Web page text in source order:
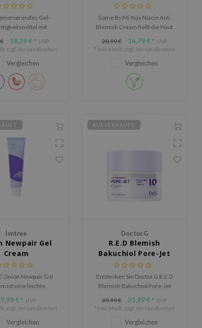
Gel-
mit
Haut zu beruhigen
18,39 € * UVP
zzgl. Versandkosten
Vergleichen
Some By Mi Yuja Niacin Anti
Blemish Cream hellt die Haut
gleicht den Hautton mit Yuja-
20,99 € 16,79 € * UVP
* Inkl. MwSt. zzgl. Versandkosten
Vergleichen
Isntree
Newpair Gel
Cream
Onion Newpair Gel
ist eine leichte
beruhigt und die
unterstützt.
€ * UVP
zzgl. Versandkosten
Vergleichen
AUSVERKAUFT
Doctor.G
R.E.D Blemish
Bakuchiol Pore-Jet
Cream
Entdecken Sie Doctor.G R.E.D
Blemish Bakuchiol Pore-Jet
empfindliche und zu
Sie spendet Feuchtigkeit,
39,99 € 31,99 € * UVP
* Inkl. MwSt. zzgl. Versandkosten
Vergleichen